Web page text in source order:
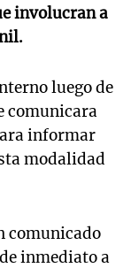
involucran a
luego de
comunicara
informar
modalidad
comunicado
inmediato a